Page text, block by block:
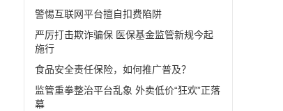
警惕互联网平台擅自扣费陷阱
严厉打击欺诈骗保 医保基金监管新规今起
施行
食品安全责任保险，如何推广普及？
监管重拳整治平台乱象 外卖低价“狂欢”正落
幕